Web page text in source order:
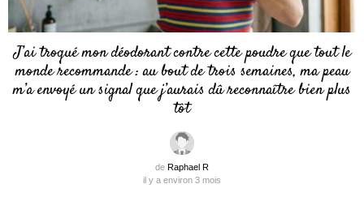
J’ai troqué mon déodorant contre cette poudre que tout le
monde recommande : au bout de trois semaines, ma peau
m’a envoyé un signal que j’aurais dû reconnaître bien plus
tôt
de Raphael R
il y a environ 3 mois